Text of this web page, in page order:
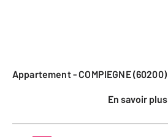
Appartement - COMPIEGNE (60200)
En savoir plus